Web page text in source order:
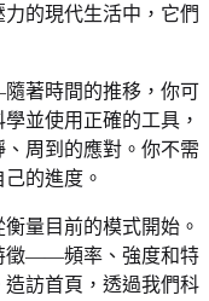
的現代生活中，它們
著時間的推移，你可
並使用正確的工具，
周到的應對。你不需
的進度。
量目前的模式開始。
徵——頻率、強度和特
訪首頁，透過我們科